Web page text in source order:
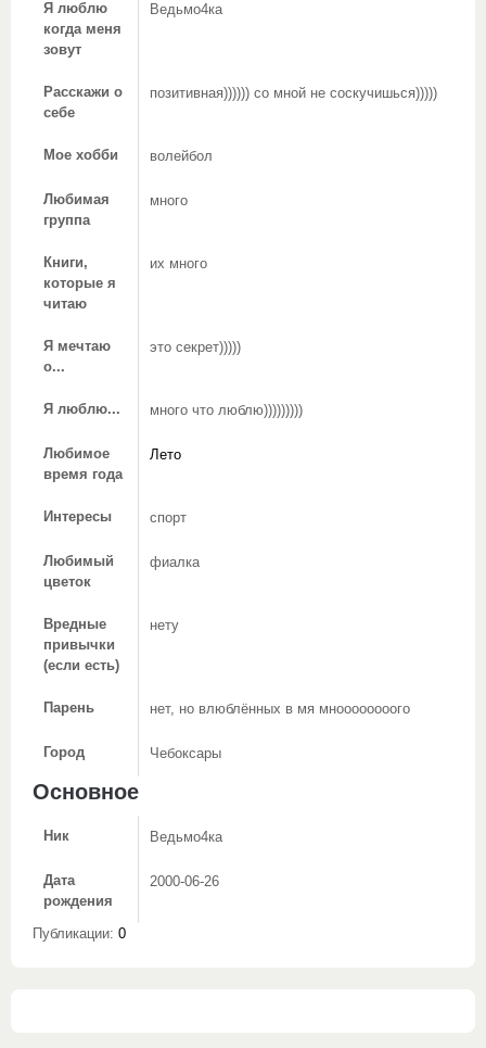
Я люблю
когда меня
зовут
Ведьмо4ка
Расскажи о
себе
позитивная)))))) со мной не соскучишься)))))
Мое хобби волейбол
Любимая
группа
много
Книги,
которые я
читаю
их много
Я мечтаю
о...
это секрет)))))
Я люблю... много что люблю)))))))))
Любимое
время года
Лето
Интересы спорт
Любимый
цветок
фиалка
Вредные
привычки
(если есть)
нету
Парень нет, но влюблённых в мя мноооооооого
Город Чебоксары
Основное
Ник Ведьмо4ка
Дата
рождения
2000-06-26
Публикации: 0